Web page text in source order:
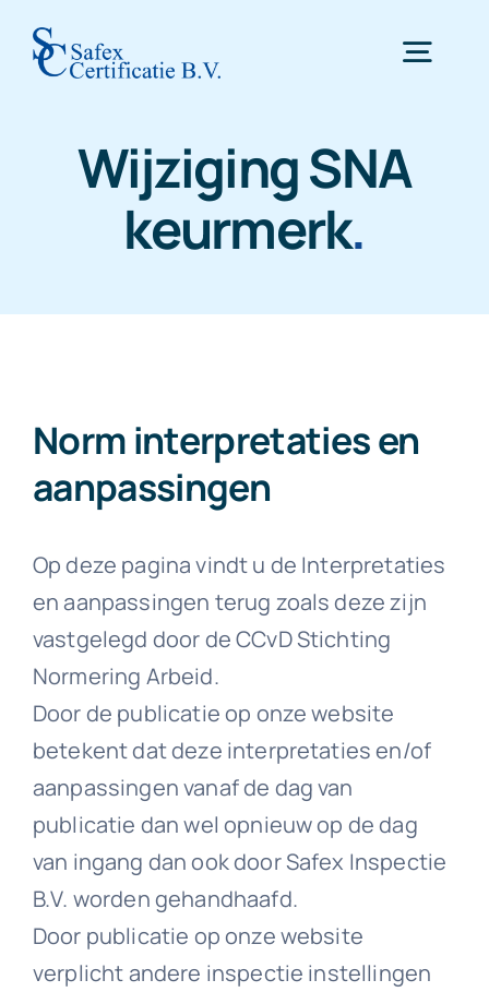
Home
Certificering
Inspectie
Nieuws
Contact
Wijziging SNA
keurmerk.
Norm interpretaties en
aanpassingen
Op deze pagina vindt u de Interpretaties
en aanpassingen terug zoals deze zijn
vastgelegd door de CCvD Stichting
Normering Arbeid.
Door de publicatie op onze website
betekent dat deze interpretaties en/of
aanpassingen vanaf de dag van
publicatie dan wel opnieuw op de dag
van ingang dan ook door Safex Inspectie
B.V. worden gehandhaafd.
Door publicatie op onze website
verplicht andere inspectie instellingen